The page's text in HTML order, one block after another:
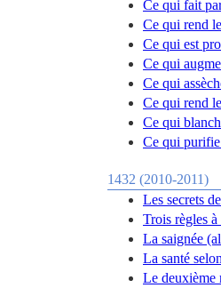
Ce qui fait
Ce qui rend
Ce qui est
Ce qui
Ce qui
Ce qui rend
Ce qui
Ce qui
1432 (2010-2011)
Les secrets
Trois règles
La saignée
La santé
Le deuxième